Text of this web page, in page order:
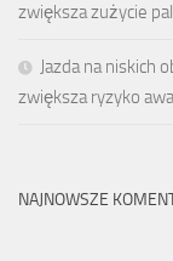
zwiększa zużycie
Jazda na niskich
zwiększa ryzyko
NAJNOWSZE